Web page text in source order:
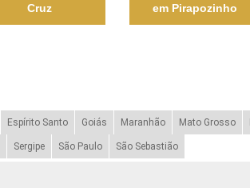
Cruz
em Pirapozinho
Espírito Santo Goiás Maranhão Mato Grosso
Sergipe São Paulo São Sebastião